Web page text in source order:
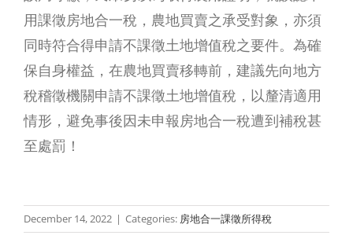
用課徵房地合一稅，農地買賣之承受對象，亦須
同時符合得申請不課徵土地增值稅之要件。為確
保自身權益，在農地買賣移轉前，建議先向地方
稅稽徵機關申請不課徵土地增值稅，以釐清適用
情形，避免事後因未申報房地合一稅遭到補稅甚
至處罰！
December 14, 2022 | Categories: 房地合一課徵所得稅
送
是
送